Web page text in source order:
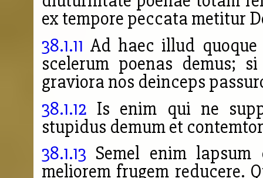
ex tempore peccata metitur
38.1.11 Ad haec illud
scelerum poenas demus;
graviora nos deinceps
38.1.12 Is enim qui ne
stupidus demum et
38.1.13 Semel enim lapsum
meliorem frugem reducere.